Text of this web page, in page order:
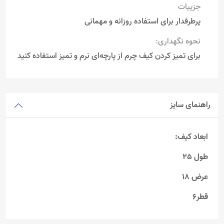
جزییات
پرطرفدار برای استفاده روزانه و مهمانی
نحوه نگهداری:
برای تمیز کردن کیف چرم از پارچه‌ای نرم و تمیز استفاده کنید
راهنمای سایز
ابعاد کیف:
طول 25
عرض 18
قطر6